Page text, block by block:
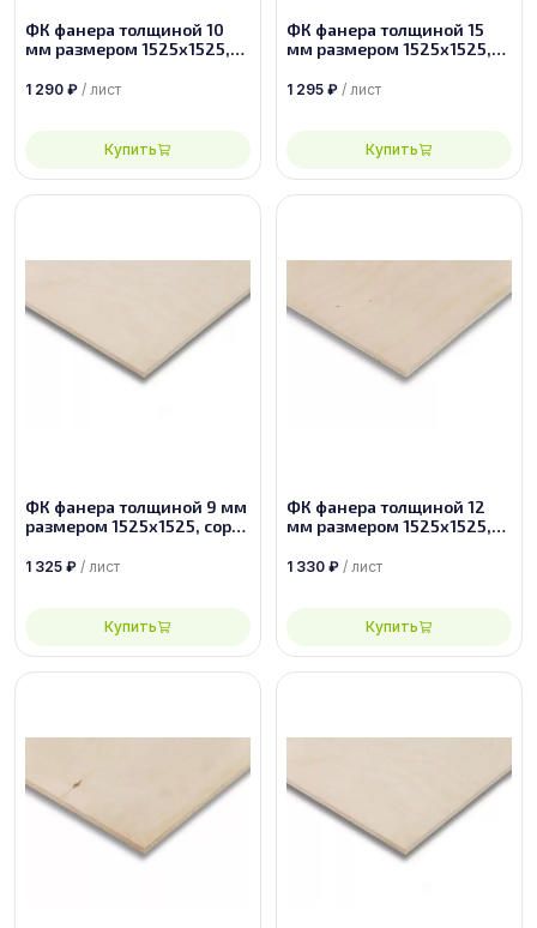
ФК фанера толщиной 10
мм размером 1525х1525,
1 290 ₽ / лист
Купить
ФК фанера толщиной 15
мм размером 1525х1525,
1 295 ₽ / лист
Купить
ФК фанера толщиной 9 мм
размером 1525х1525, сорт
1 325 ₽ / лист
Купить
ФК фанера толщиной 12
мм размером 1525х1525,
1 330 ₽ / лист
Купить